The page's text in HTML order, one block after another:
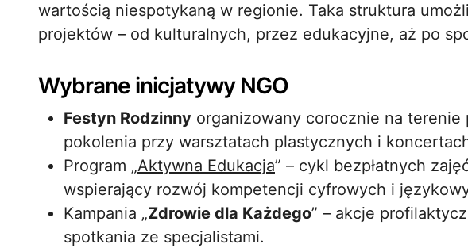
wartością niespotykaną w regionie. Taka struktura
projektów – od kulturalnych, przez edukacyjne, aż po
Wybrane inicjatywy NGO
Festyn Rodzinny organizowany corocznie na terenie
pokolenia przy warsztatach plastycznych i
Program „Aktywna Edukacja” – cykl bezpłatnych
wspierający rozwój kompetencji cyfrowych i
Kampania „Zdrowie dla Każdego” – akcje
spotkania ze specjalistami.